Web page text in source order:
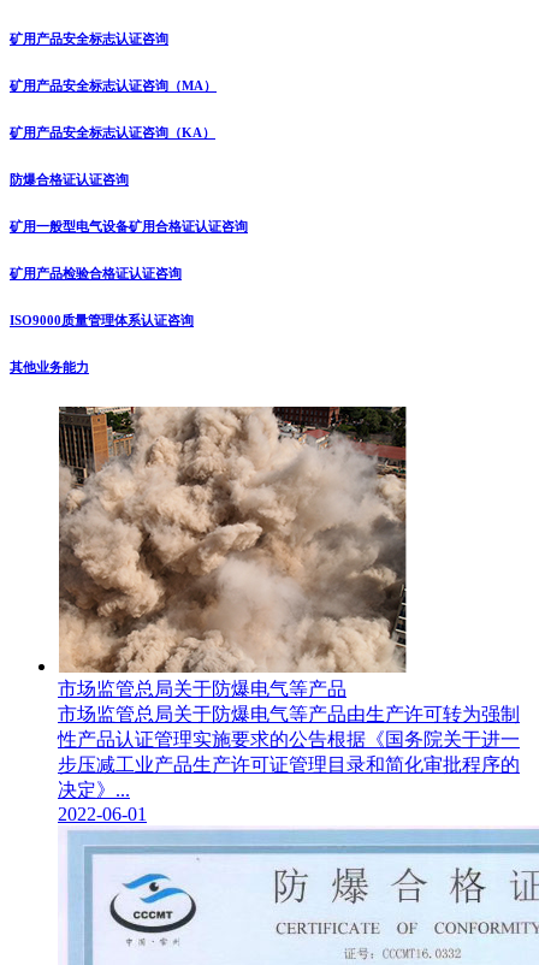
矿用产品安全标志认证咨询
矿用产品安全标志认证咨询（MA）
矿用产品安全标志认证咨询（KA）
防爆合格证认证咨询
矿用一般型电气设备矿用合格证认证咨询
矿用产品检验合格证认证咨询
ISO9000质量管理体系认证咨询
其他业务能力
市场监管总局关于防爆电气等产品
市场监管总局关于防爆电气等产品由生产许可转为强制
性产品认证管理实施要求的公告根据《国务院关于进一
步压减工业产品生产许可证管理目录和简化审批程序的
决定》...
2022-06-01